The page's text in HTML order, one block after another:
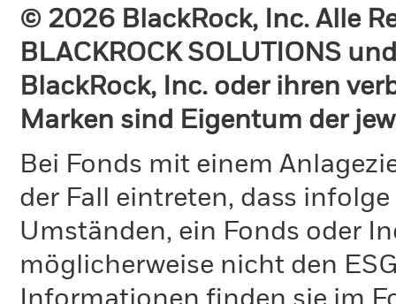
© 2026 BlackRock, Inc. Alle
BLACKROCK SOLUTIONS
BlackRock, Inc. oder ihren
Marken sind Eigentum der
Bei Fonds mit einem
der Fall eintreten, dass
Umständen, ein Fonds oder
möglicherweise nicht den